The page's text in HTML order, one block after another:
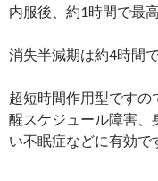
内服後、約1時間で最
消失半減期は約4時間で
超短時間作用型です
醒スケジュール障害、
い不眠症などに有効で